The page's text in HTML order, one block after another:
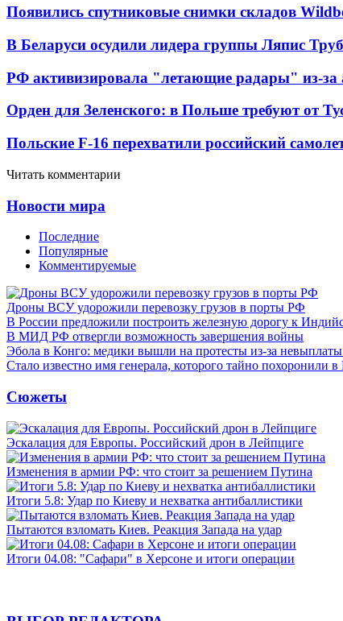
Появились спутниковые снимки складов
В Беларуси осудили лидера группы Ляпис
РФ активизировала "летающие радары" из-
Орден для Зеленского: в Польше требуют от
Польские F-16 перехватили российский
Читать комментарии
Новости мира
Последние
Популярные
Комментируемые
Дроны ВСУ удорожили перевозку грузов в порты РФ
В России предложили построить железную дорогу к
В МИД РФ отвергли возможность завершения войны
Эбола в Конго: медики вышли на протесты из-за невыплаты
Стало известно имя генерала, которого тайно похоронили
Сюжеты
Эскалация для Европы. Российский дрон в Лейпциге
Изменения в армии РФ: что стоит за решением Путина
Итоги 5.8: Удар по Киеву и нехватка антибаллистики
Пытаются взломать Киев. Реакция Запада на удар
Итоги 04.08: "Сафари" в Херсоне и итоги операции